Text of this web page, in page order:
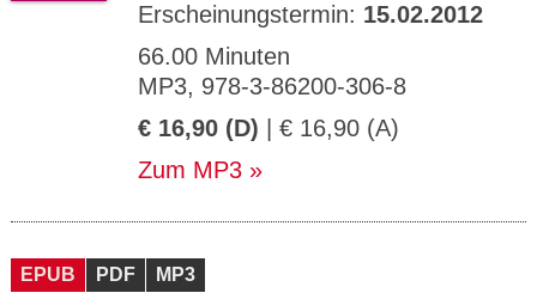
Erscheinungstermin: 15.02.2012
66.00 Minuten
MP3, 978-3-86200-306-8
€ 16,90 (D) | € 16,90 (A)
Zum MP3
EPUB PDF MP3